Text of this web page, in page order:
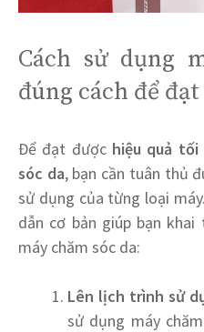
Cách sử dụng
đúng cách để
Để đạt được hiệu quả tối
sóc da, bạn cần tuân thủ
sử dụng của từng loại
dẫn cơ bản giúp bạn
máy chăm sóc da:
Lên lịch trình sử
sử dụng máy